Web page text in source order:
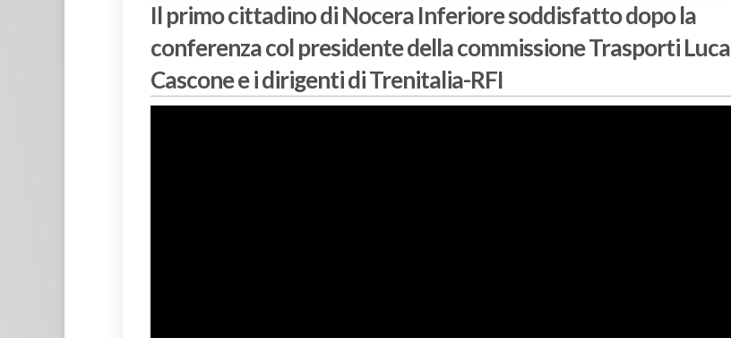
Il primo cittadino di Nocera Inferiore soddisfatto dopo la
conferenza col presidente della commissione Trasporti Luca
Cascone e i dirigenti di Trenitalia-RFI